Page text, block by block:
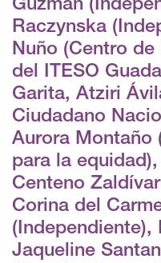
Guzmán
Raczynska
Nuño (Centro
del ITESO
Garita, Atziri
Ciudadano
Aurora Montaño
para la
Centeno
Corina del
(Independiente),
Jaqueline